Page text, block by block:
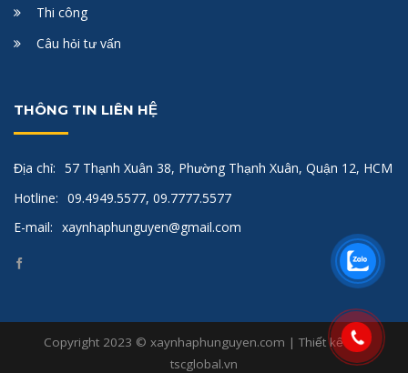
Thi công
Câu hỏi tư vấn
THÔNG TIN LIÊN HỆ
Địa chỉ: 57 Thạnh Xuân 38, Phường Thạnh Xuân, Quận 12, HCM
Hotline: 09.4949.5577, 09.7777.5577
E-mail: xaynhaphunguyen@gmail.com
Copyright 2023 © xaynhaphunguyen.com | Thiết kế bởi
tscglobal.vn